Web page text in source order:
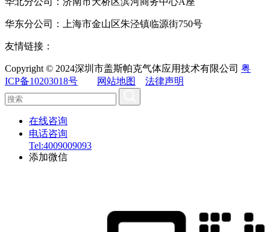
华东分公司：上海市金山区朱泾镇临源街750号
友情链接：
Copyright © 2024深圳市盖斯帕克气体应用技术有限公司 粤
ICP备10203018号
网站地图 法律声明
在线咨询
电话咨询
Tel:4009009093
添加微信